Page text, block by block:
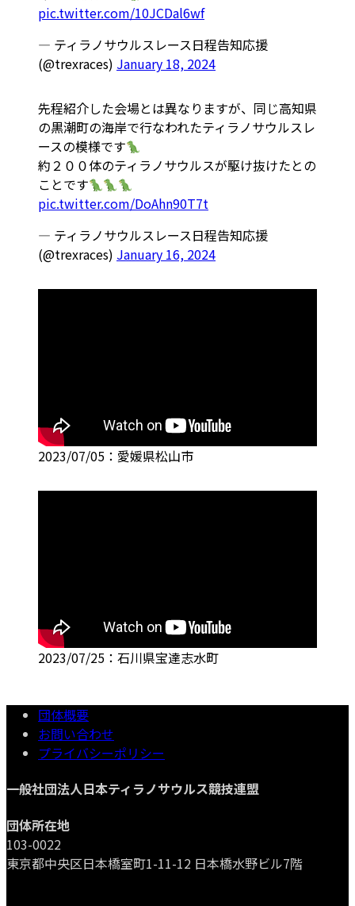
pic.twitter.com/10JCDal6wf
— ティラノサウルスレース日程告知応援
(@trexraces) January 18, 2024
先程紹介した会場とは異なりますが、同じ高知県
の黒潮町の海岸で行なわれたティラノサウルスレ
ースの模様です
約２００体のティラノサウルスが駆け抜けたとの
ことです
pic.twitter.com/DoAhn90T7t
— ティラノサウルスレース日程告知応援
(@trexraces) January 16, 2024
2023/07/05：愛媛県松山市
2023/07/25：石川県宝達志水町
団体概要
お問い合わせ
プライバシーポリシー
一般社団法人日本ティラノサウルス競技連盟
団体所在地
103-0022
東京都中央区日本橋室町1-11-12 日本橋水野ビル7階